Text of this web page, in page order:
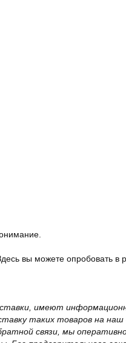
вы можете опробовать в
имеют
таких товаров на наш
связи, мы